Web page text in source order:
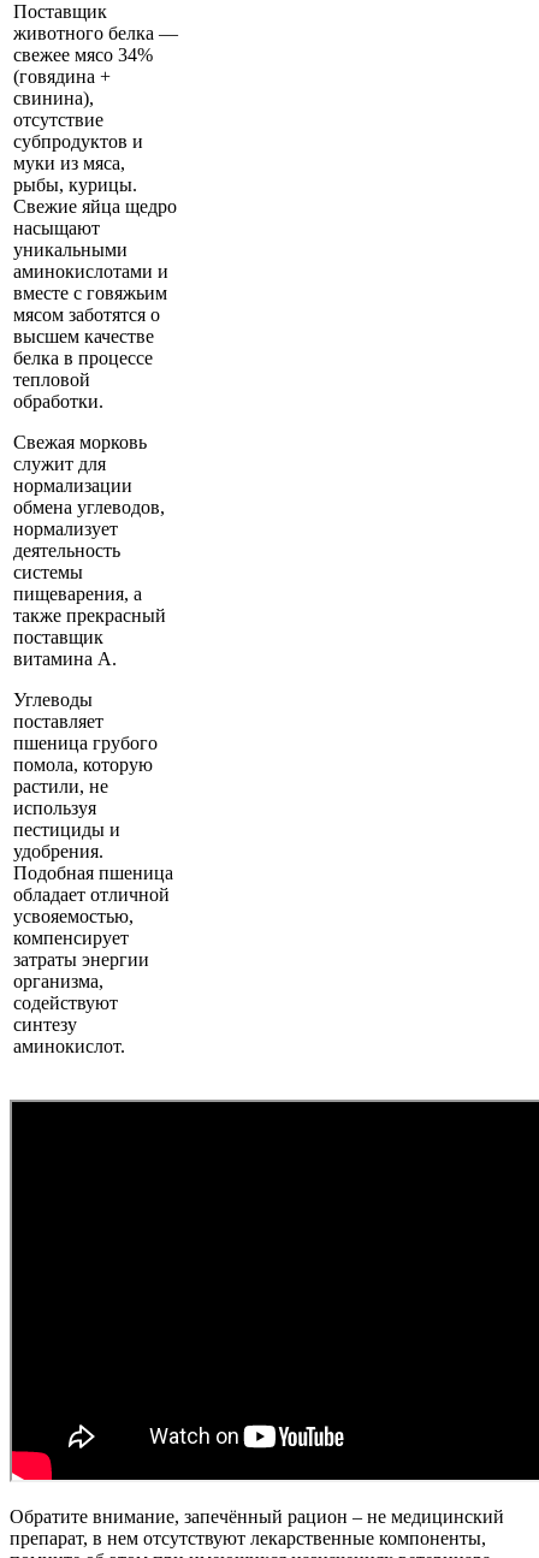
Поставщик
животного белка —
свежее мясо 34%
(говядина +
свинина),
отсутствие
субпродуктов и
муки из мяса,
рыбы, курицы.
Свежие яйца щедро
насыщают
уникальными
аминокислотами и
вместе с говяжьим
мясом заботятся о
высшем качестве
белка в процессе
тепловой
обработки.
Свежая морковь
служит для
нормализации
обмена углеводов,
нормализует
деятельность
системы
пищеварения, а
также прекрасный
поставщик
витамина А.
Углеводы
поставляет
пшеница грубого
помола, которую
растили, не
используя
пестициды и
удобрения.
Подобная пшеница
обладает отличной
усвояемостью,
компенсирует
затраты энергии
организма,
содействуют
синтезу
аминокислот.
Обратите внимание, запечённый рацион – не медицинский
препарат, в нем отсутствуют лекарственные компоненты,